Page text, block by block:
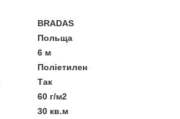
BRADAS
Польща
6 м
Поліетилен
Так
60 г/м2
30 кв.м